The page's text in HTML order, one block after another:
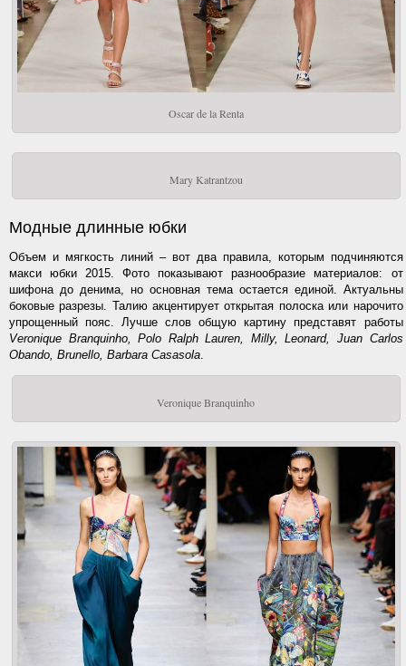
Oscar de la Renta
Mary Katrantzou
Модные длинные юбки
Объем и мягкость линий – вот два правила, которым подчиняются
макси юбки 2015. Фото показывают разнообразие материалов: от
шифона до денима, но основная тема остается единой. Актуальны
боковые разрезы. Талию акцентирует открытая полоска или нарочито
упрощенный пояс. Лучше слов общую картину представят работы
Veronique Branquinho, Polo Ralph Lauren, Milly, Leonard, Juan Carlos
Obando, Brunello, Barbara Casasola
Veronique Branquinho